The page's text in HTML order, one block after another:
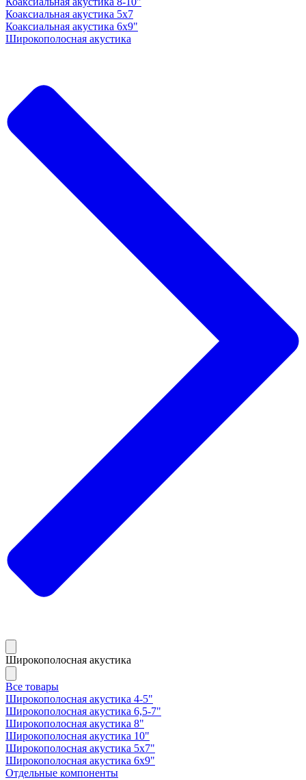
Коаксиальная акустика 5x7
Коаксиальная акустика 6х9"
Широкополосная акустика
Широкополосная акустика
Все товары
Широкополосная акустика 4-5"
Широкополосная акустика 6,5-7"
Широкополосная акустика 8"
Широкополосная акустика 10"
Широкополосная акустика 5х7"
Широкополосная акустика 6х9"
Отдельные компоненты